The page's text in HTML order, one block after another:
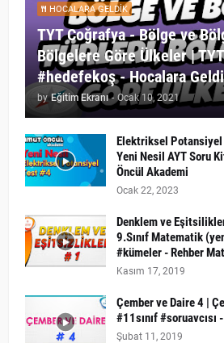
HOCALARA GELDIK
TYT Coğrafya - Bölge ve
Bölgelere Göre Ülkeler |
#hedefekoş - Hocalara
by Eğitim Ekranı - Ocak 10, 2021
Elektriksel
Yeni Nesil AYT Soru
Öncül Akademi
Ocak 22, 2023
Denklem ve
9.Sınıf Matematik
#kümeler - Rehber
Kasım 17, 2019
Çember ve Daire 4 |
#11sınıf
Şubat 11, 2019